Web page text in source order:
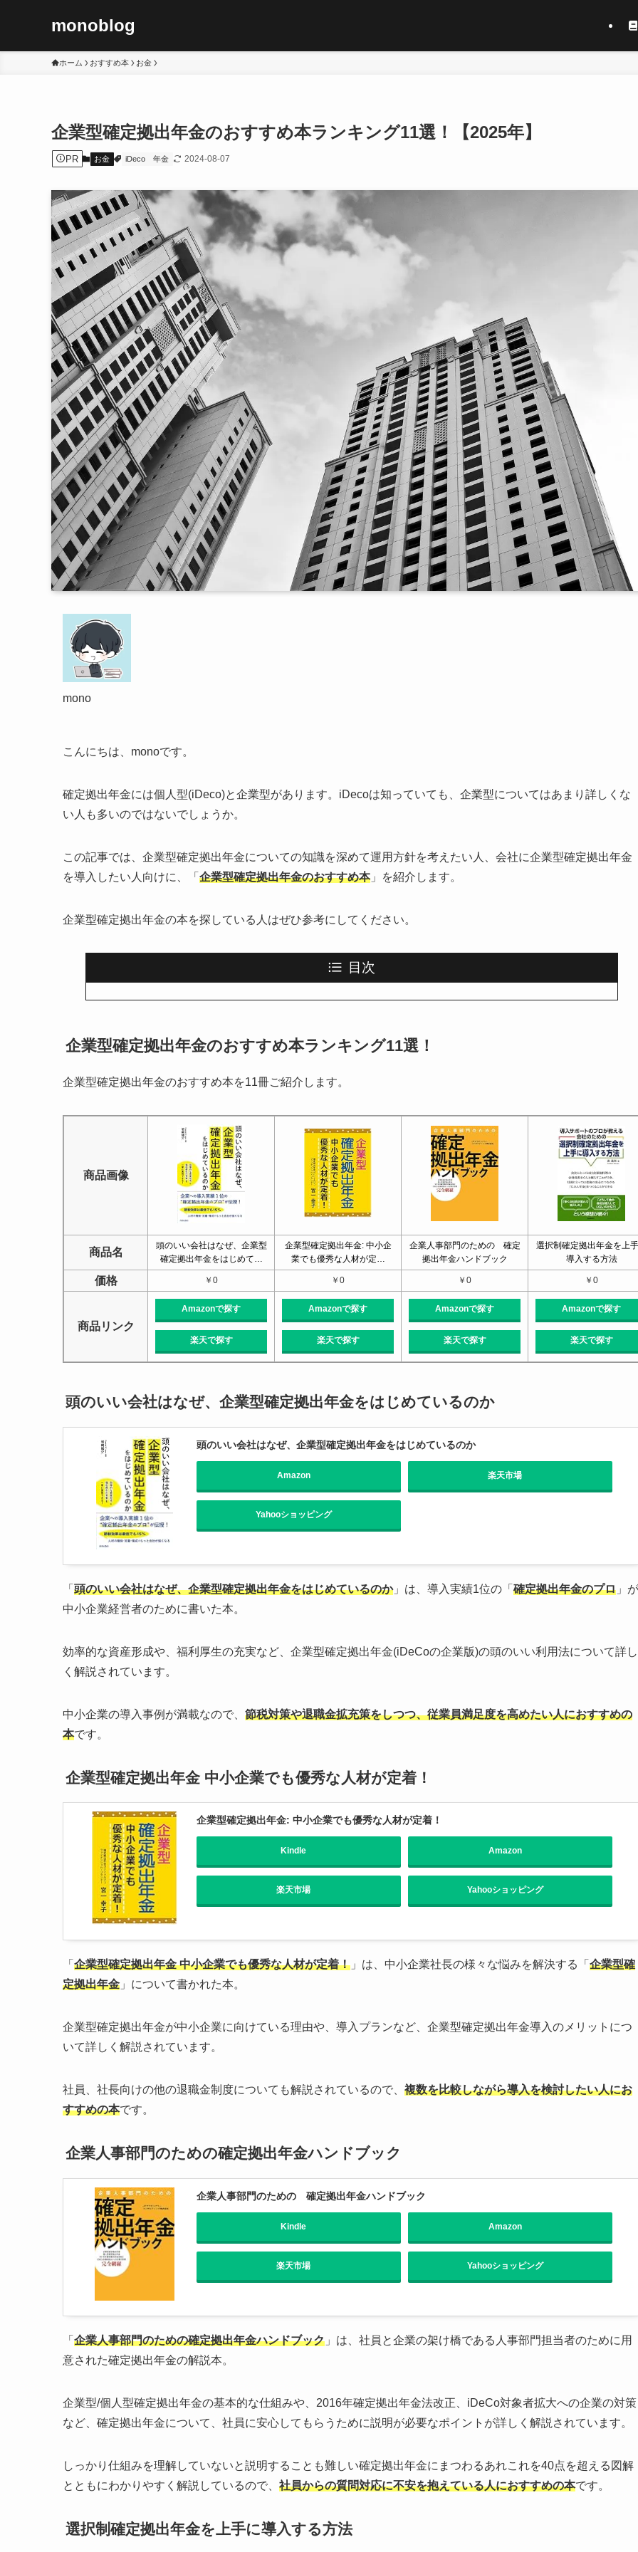
monoblog
ホーム おすすめ本 お金
企業型確定拠出年金のおすすめ本ランキング11選！【2025年】
PR お金 iDeco 年金 2024-08-07
mono
こんにちは、monoです。
確定拠出年金には個人型(iDeco)と企業型があります。iDecoは知っていても、企業型についてはあまり詳しくな
い人も多いのではないでしょうか。
この記事では、企業型確定拠出年金についての知識を深めて運用方針を考えたい人、会社に企業型確定拠出年金
を導入したい人向けに、「 企業型確定拠出年金のおすすめ本」を紹介します。
企業型確定拠出年金の本を探している人はぜひ参考にしてください。
目次
企業型確定拠出年金のおすすめ本ランキング11選！
企業型確定拠出年金のおすすめ本を11冊ご紹介します。
商品画像
商品名
頭のいい会社はなぜ、企業型
確定拠出年金をはじめて…
企業型確定拠出年金: 中小企
業でも優秀な人材が定…
企業人事部門のための 確定
拠出年金ハンドブック
選択制確定拠出年金を上手
導入する方法
価格 ￥0 ￥0 ￥0 ￥0
商品リンク
Amazonで探す
楽天で探す
Amazonで探す
楽天で探す
Amazonで探す
楽天で探す
Amazonで探す
楽天で探す
頭のいい会社はなぜ、企業型確定拠出年金をはじめているのか
頭のいい会社はなぜ、企業型確定拠出年金をはじめているのか
Amazon 楽天市場
Yahooショッピング
「 頭のいい会社はなぜ、企業型確定拠出年金をはじめているのか」は、導入実績1位の「 確定拠出年金のプロ 」が
中小企業経営者のために書いた本。
効率的な資産形成や、福利厚生の充実など、企業型確定拠出年金(iDeCoの企業版)の頭のいい利用法について詳し
く解説されています。
中小企業の導入事例が満載なので、 節税対策や退職金拡充策をしつつ、従業員満足度を高めたい人におすすめの
本です。
企業型確定拠出年金 中小企業でも優秀な人材が定着！
企業型確定拠出年金: 中小企業でも優秀な人材が定着！
Kindle Amazon
楽天市場 Yahooショッピング
「 企業型確定拠出年金 中小企業でも優秀な人材が定着！ 」は、中小企業社長の様々な悩みを解決する「 企業型確
定拠出年金 」について書かれた本。
企業型確定拠出年金が中小企業に向けている理由や、導入プランなど、企業型確定拠出年金導入のメリットにつ
いて詳しく解説されています。
社員、社長向けの他の退職金制度についても解説されているので、 複数を比較しながら導入を検討したい人にお
すすめの本です。
企業人事部門のための確定拠出年金ハンドブック
企業人事部門のための 確定拠出年金ハンドブック
Kindle Amazon
楽天市場 Yahooショッピング
「 企業人事部門のための確定拠出年金ハンドブック 」は、社員と企業の架け橋である人事部門担当者のために用
意された確定拠出年金の解説本。
企業型/個人型確定拠出年金の基本的な仕組みや、2016年確定拠出年金法改正、iDeCo対象者拡大への企業の対策
など、確定拠出年金について、社員に安心してもらうために説明が必要なポイントが詳しく解説されています。
しっかり仕組みを理解していないと説明することも難しい確定拠出年金にまつわるあれこれを40点を超える図解
とともにわかりやすく解説しているので、 社員からの質問対応に不安を抱えている人におすすめの本です。
選択制確定拠出年金を上手に導入する方法